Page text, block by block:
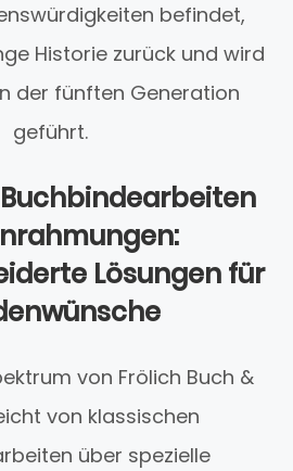
befindet,
Historie zurück und wird
der fünften Generation
geführt.
Lösungen für
von Frölich Buch &
von klassischen
über spezielle